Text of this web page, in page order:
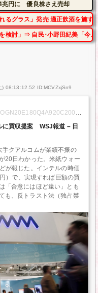
兆円に 優良株さえ売却
るグラス」発売 適正飲酒を施す
検討」⇒ 自民･小野田紀美「今
) 08:13:12.52 ID:MCVZxjSn9
に買収提案 WSJ報道 – 日
手クアルコムが業績不振の
20日わかった。米紙ウォー
が報じた。インテルの時価
）で、実現すれば巨額の買
「合意にはほど遠い」とも
も、反トラスト法（独占禁